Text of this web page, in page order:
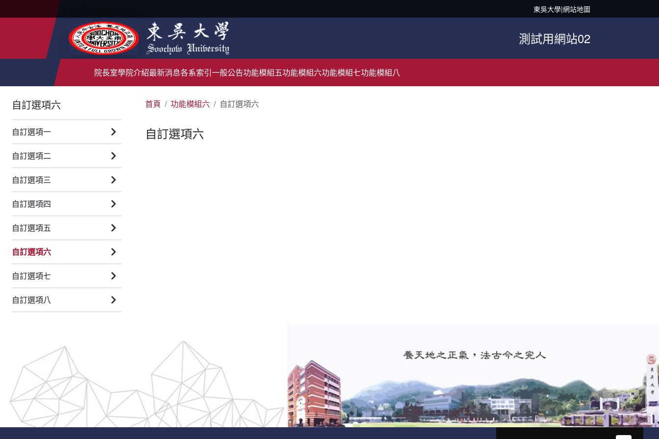
東吳大學|網站地圖
測試用網站02
院長室學院介紹最新消息各系索引一般公告功能模組五功能模組六功能模組七功能模組八
自訂選項六
自訂選項一
自訂選項二
自訂選項三
自訂選項四
自訂選項五
自訂選項六
自訂選項七
自訂選項八
首頁 功能模組六 自訂選項六
自訂選項六